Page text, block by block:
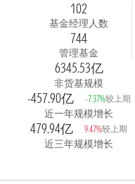
102
基金经理人数
744
管理基金
6345.53亿
非货基规模
-457.90亿 -7.37%较上期
近一年规模增长
479.94亿 9.47%较上期
近三年规模增长